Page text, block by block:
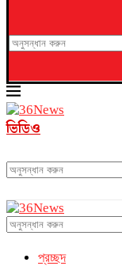
ভিডিও
প্রচ্ছদ